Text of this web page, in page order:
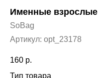
Именные взрослые
SoBag
Артикул: opt_23178
160 р.
Тип товара